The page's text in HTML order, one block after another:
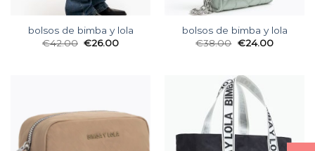
bolsos de bimba y lola
€42.00 €26.00
bolsos de bimba y lola
€38.00 €24.00